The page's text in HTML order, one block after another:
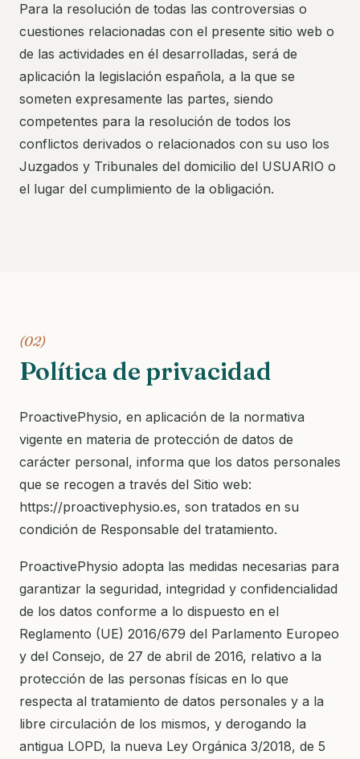
Para la resolución de todas las controversias o
cuestiones relacionadas con el presente sitio web o
de las actividades en él desarrolladas, será de
aplicación la legislación española, a la que se
someten expresamente las partes, siendo
competentes para la resolución de todos los
conflictos derivados o relacionados con su uso los
Juzgados y Tribunales del domicilio del USUARIO o
el lugar del cumplimiento de la obligación.
(02)
Política de privacidad
ProactivePhysio, en aplicación de la normativa
vigente en materia de protección de datos de
carácter personal, informa que los datos personales
que se recogen a través del Sitio web:
https://proactivephysio.es, son tratados en su
condición de Responsable del tratamiento.
ProactivePhysio adopta las medidas necesarias para
garantizar la seguridad, integridad y confidencialidad
de los datos conforme a lo dispuesto en el
Reglamento (UE) 2016/679 del Parlamento Europeo
y del Consejo, de 27 de abril de 2016, relativo a la
protección de las personas físicas en lo que
respecta al tratamiento de datos personales y a la
libre circulación de los mismos, y derogando la
antigua LOPD, la nueva Ley Orgánica 3/2018, de 5